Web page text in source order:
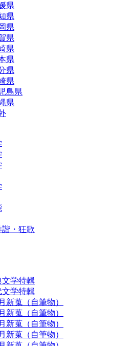
県
県
県
県
県
県
県
県
島県
県
・狂歌
文学特輯
文学特輯
新蒐（自筆物）
新蒐（自筆物）
新蒐（自筆物）
新蒐（自筆物）